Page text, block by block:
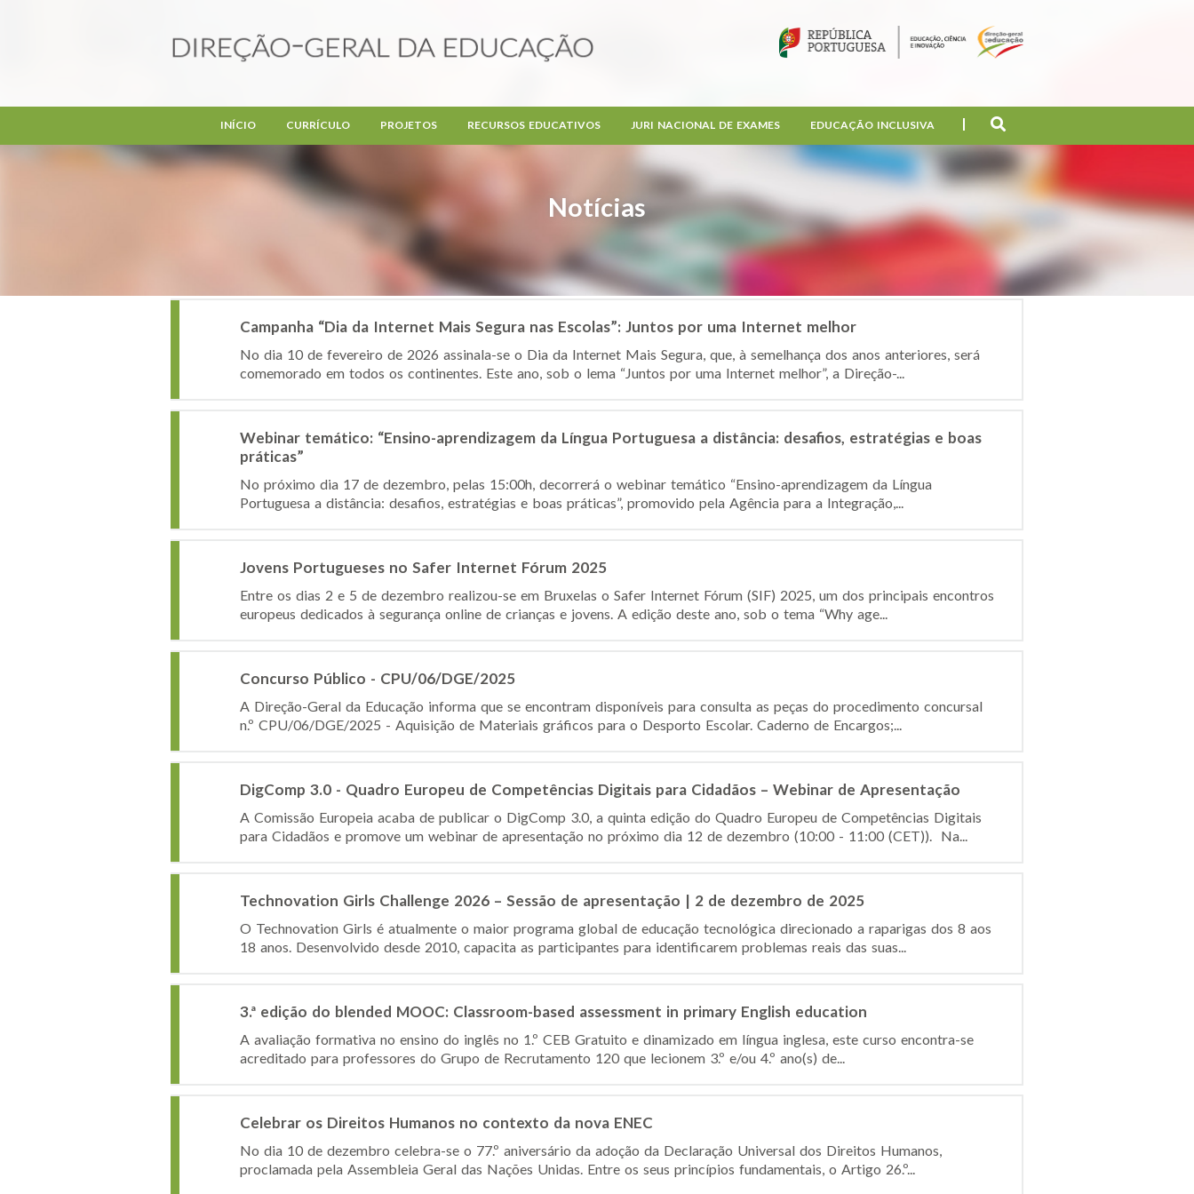
Notícias
INÍCIO CURRÍCULO PROJETOS RECURSOS EDUCATIVOS JURI NACIONAL DE EXAMES EDUCAÇÃO INCLUSIVA
Campanha “Dia da Internet Mais Segura nas Escolas”: Juntos por uma Internet melhor
No dia 10 de fevereiro de 2026 assinala-se o Dia da Internet Mais Segura, que, à semelhança dos anos anteriores, será
comemorado em todos os continentes. Este ano, sob o lema “Juntos por uma Internet melhor”, a Direção-...
Webinar temático: “Ensino-aprendizagem da Língua Portuguesa a distância: desafios, estratégias e boas
práticas”
No próximo dia 17 de dezembro, pelas 15:00h, decorrerá o webinar temático “Ensino-aprendizagem da Língua
Portuguesa a distância: desafios, estratégias e boas práticas”, promovido pela Agência para a Integração,...
Jovens Portugueses no Safer Internet Fórum 2025
Entre os dias 2 e 5 de dezembro realizou-se em Bruxelas o Safer Internet Fórum (SIF) 2025, um dos principais encontros
europeus dedicados à segurança online de crianças e jovens. A edição deste ano, sob o tema “Why age...
Concurso Público - CPU/06/DGE/2025
A Direção-Geral da Educação informa que se encontram disponíveis para consulta as peças do procedimento concursal
n.º CPU/06/DGE/2025 - Aquisição de Materiais gráficos para o Desporto Escolar. Caderno de Encargos;...
DigComp 3.0 - Quadro Europeu de Competências Digitais para Cidadãos – Webinar de Apresentação
A Comissão Europeia acaba de publicar o DigComp 3.0, a quinta edição do Quadro Europeu de Competências Digitais
para Cidadãos e promove um webinar de apresentação no próximo dia 12 de dezembro (10:00 - 11:00 (CET)). Na...
Technovation Girls Challenge 2026 – Sessão de apresentação | 2 de dezembro de 2025
O Technovation Girls é atualmente o maior programa global de educação tecnológica direcionado a raparigas dos 8 aos
18 anos. Desenvolvido desde 2010, capacita as participantes para identificarem problemas reais das suas...
3.ª edição do blended MOOC: Classroom-based assessment in primary English education
A avaliação formativa no ensino do inglês no 1.º CEB Gratuito e dinamizado em língua inglesa, este curso encontra-se
acreditado para professores do Grupo de Recrutamento 120 que lecionem 3.º e/ou 4.º ano(s) de...
Celebrar os Direitos Humanos no contexto da nova ENEC
No dia 10 de dezembro celebra-se o 77.º aniversário da adoção da Declaração Universal dos Direitos Humanos,
proclamada pela Assembleia Geral das Nações Unidas. Entre os seus princípios fundamentais, o Artigo 26.º...